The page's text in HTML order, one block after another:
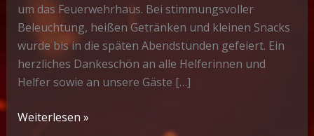
um das Feuerwehrhaus. Bei stimmungsvoller
Beleuchtung, heißen Getränken und kleinen Snacks
wurde bis in die späten Abendstunden gefeiert. Ein
herzliches Dankeschön an alle Helferinnen und
Helfer sowie an unsere Gäste […]
Halloween-
Weiterlesen »